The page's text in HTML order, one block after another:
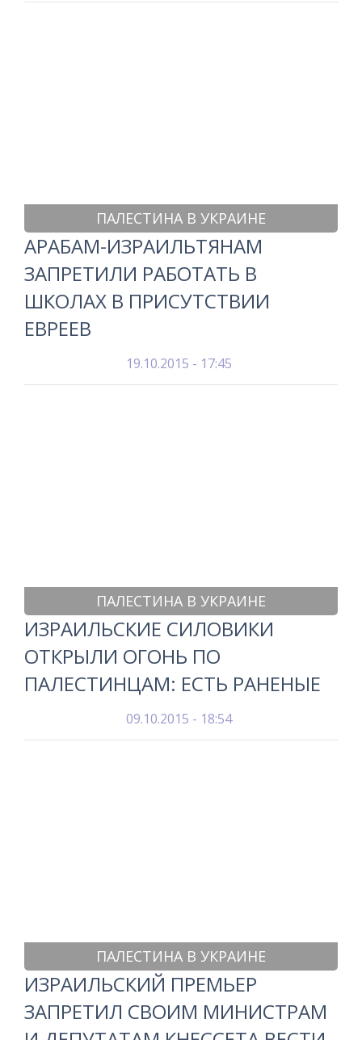
ПАЛЕСТИНА В УКРАИНЕ
АРАБАМ-ИЗРАИЛЬТЯНАМ
ЗАПРЕТИЛИ РАБОТАТЬ В
ШКОЛАХ В ПРИСУТСТВИИ
ЕВРЕЕВ
19.10.2015 - 17:45
ПАЛЕСТИНА В УКРАИНЕ
ИЗРАИЛЬСКИЕ СИЛОВИКИ
ОТКРЫЛИ ОГОНЬ ПО
ПАЛЕСТИНЦАМ: ЕСТЬ РАНЕНЫЕ
09.10.2015 - 18:54
ПАЛЕСТИНА В УКРАИНЕ
ИЗРАИЛЬСКИЙ ПРЕМЬЕР
ЗАПРЕТИЛ СВОИМ МИНИСТРАМ